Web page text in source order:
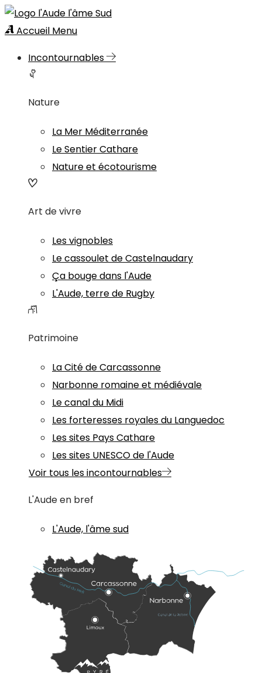
Accueil Menu
Incontournables
Nature
La Mer Méditerranée
Le Sentier Cathare
Nature et écotourisme
Art de vivre
Les vignobles
Le cassoulet de Castelnaudary
Ça bouge dans l'Aude
L'Aude, terre de Rugby
Patrimoine
La Cité de Carcassonne
Narbonne romaine et médiévale
Le canal du Midi
Les forteresses royales du Languedoc
Les sites Pays Cathare
Les sites UNESCO de l'Aude
Voir tous les incontournables
L'Aude en bref
L'Aude, l'âme sud